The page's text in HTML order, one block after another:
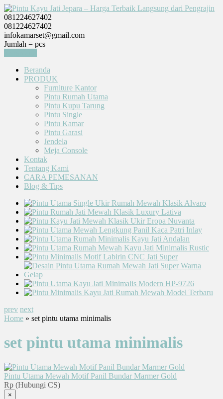
081224627402
081224627402
infokamarset@gmail.com
Jumlah = pcs
Beranda
PRODUK
Furniture Kantor
Pintu Rumah Utama
Pintu Kupu Tarung
Pintu Single
Pintu Kamar
Pintu Garasi
Jendela
Meja Console
Kontak
Tentang Kami
CARA PEMESANAN
Blog & Tips
prev next
Home » set pintu utama minimalis
set pintu utama minimalis
Pintu Utama Mewah Motif Panil Bundar Marmer Gold
Rp (Hubungi CS)
×